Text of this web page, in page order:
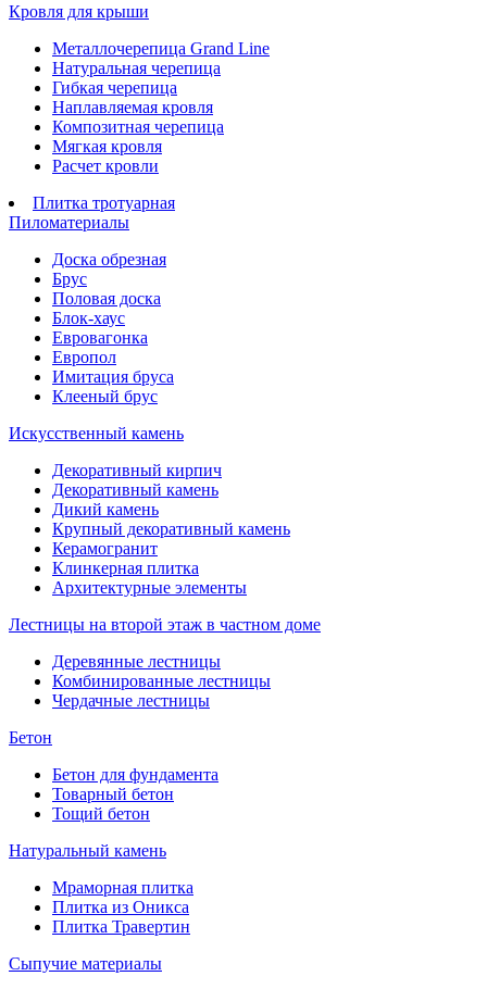
Кровля для крыши
Металлочерепица Grand Line
Натуральная черепица
Гибкая черепица
Наплавляемая кровля
Композитная черепица
Мягкая кровля
Расчет кровли
Плитка тротуарная
Пиломатериалы
Доска обрезная
Брус
Половая доска
Блок-хаус
Евровагонка
Европол
Имитация бруса
Клееный брус
Искусственный камень
Декоративный кирпич
Декоративный камень
Дикий камень
Крупный декоративный камень
Керамогранит
Клинкерная плитка
Архитектурные элементы
Лестницы на второй этаж в частном доме
Деревянные лестницы
Комбинированные лестницы
Чердачные лестницы
Бетон
Бетон для фундамента
Товарный бетон
Тощий бетон
Натуральный камень
Мраморная плитка
Плитка из Оникса
Плитка Травертин
Сыпучие материалы